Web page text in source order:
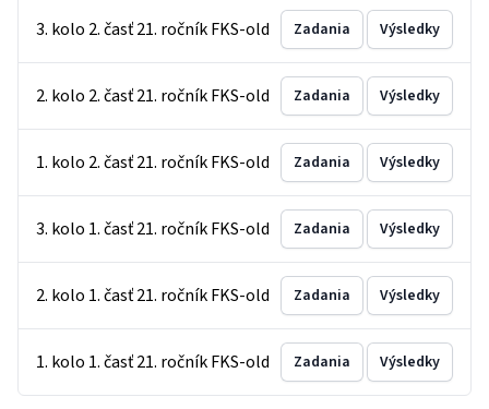
3. kolo 2. časť 21. ročník FKS-old Zadania Výsledky
2. kolo 2. časť 21. ročník FKS-old Zadania Výsledky
1. kolo 2. časť 21. ročník FKS-old Zadania Výsledky
3. kolo 1. časť 21. ročník FKS-old Zadania Výsledky
2. kolo 1. časť 21. ročník FKS-old Zadania Výsledky
1. kolo 1. časť 21. ročník FKS-old Zadania Výsledky